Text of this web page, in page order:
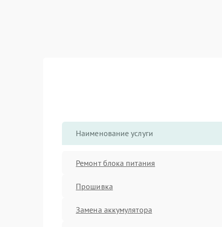
Наименование услуги
Ремонт блока питания
Прошивка
Замена аккумулятора